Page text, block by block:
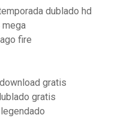
dublado hd
fire
gratis
gratis